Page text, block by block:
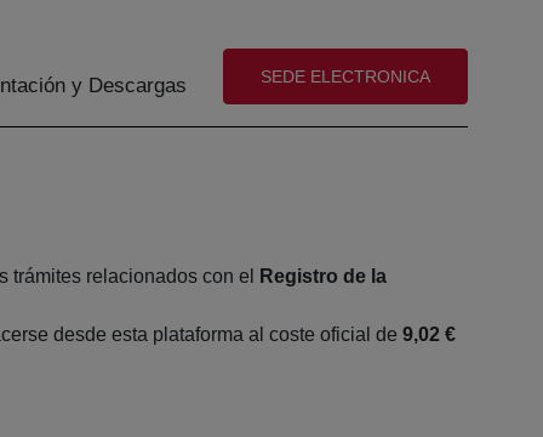
y Descargas (abre en nueva ventana)
SEDE ELECTRONICA
relacionados con el Registro de la
desde esta plataforma al coste oficial de 9,02 €